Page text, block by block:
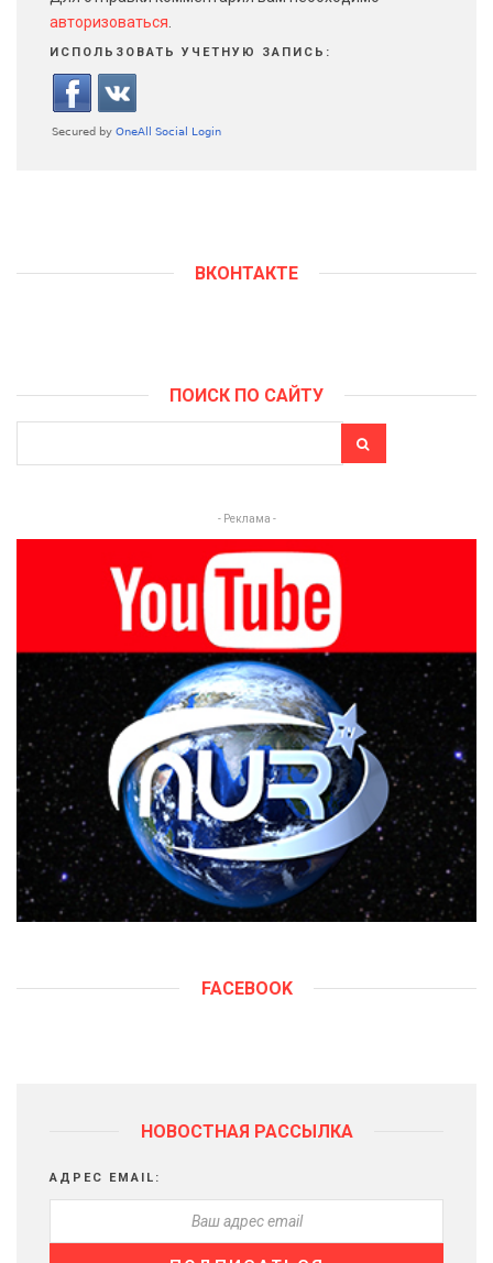
авторизоваться
ИСПОЛЬЗОВАТЬ УЧЕТНУЮ ЗАПИСЬ:
ВКОНТАКТЕ
ПОИСК ПО САЙТУ
- Реклама -
FACEBOOK
НОВОСТНАЯ РАССЫЛКА
АДРЕС EMAIL: